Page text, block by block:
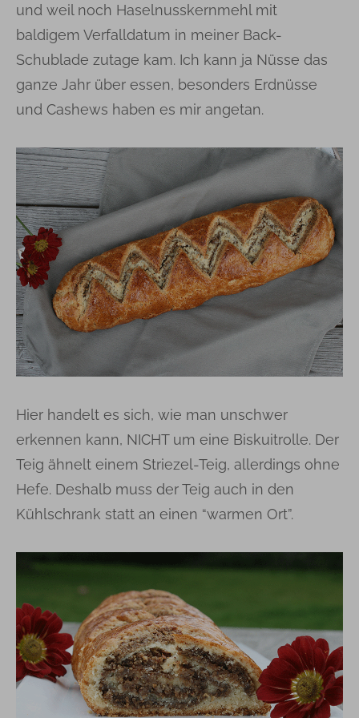
und weil noch Haselnusskernmehl mit
baldigem Verfalldatum in meiner Back-
Schublade zutage kam. Ich kann ja Nüsse das
ganze Jahr über essen, besonders Erdnüsse
und Cashews haben es mir angetan.
Hier handelt es sich, wie man unschwer
erkennen kann, NICHT um eine Biskuitrolle. Der
Teig ähnelt einem Striezel-Teig, allerdings ohne
Hefe. Deshalb muss der Teig auch in den
Kühlschrank statt an einen “warmen Ort”.